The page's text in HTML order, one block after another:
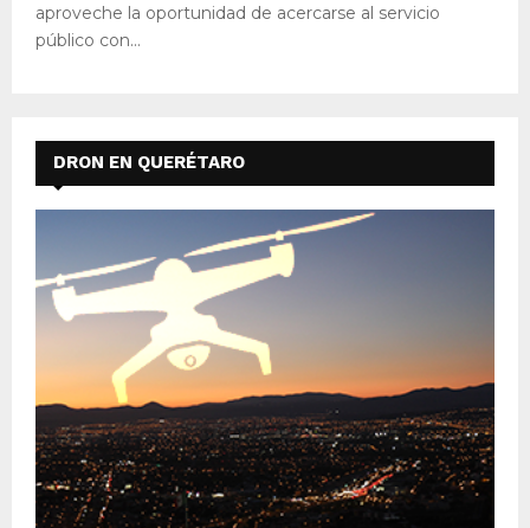
aproveche la oportunidad de acercarse al servicio
público con...
DRON EN QUERÉTARO